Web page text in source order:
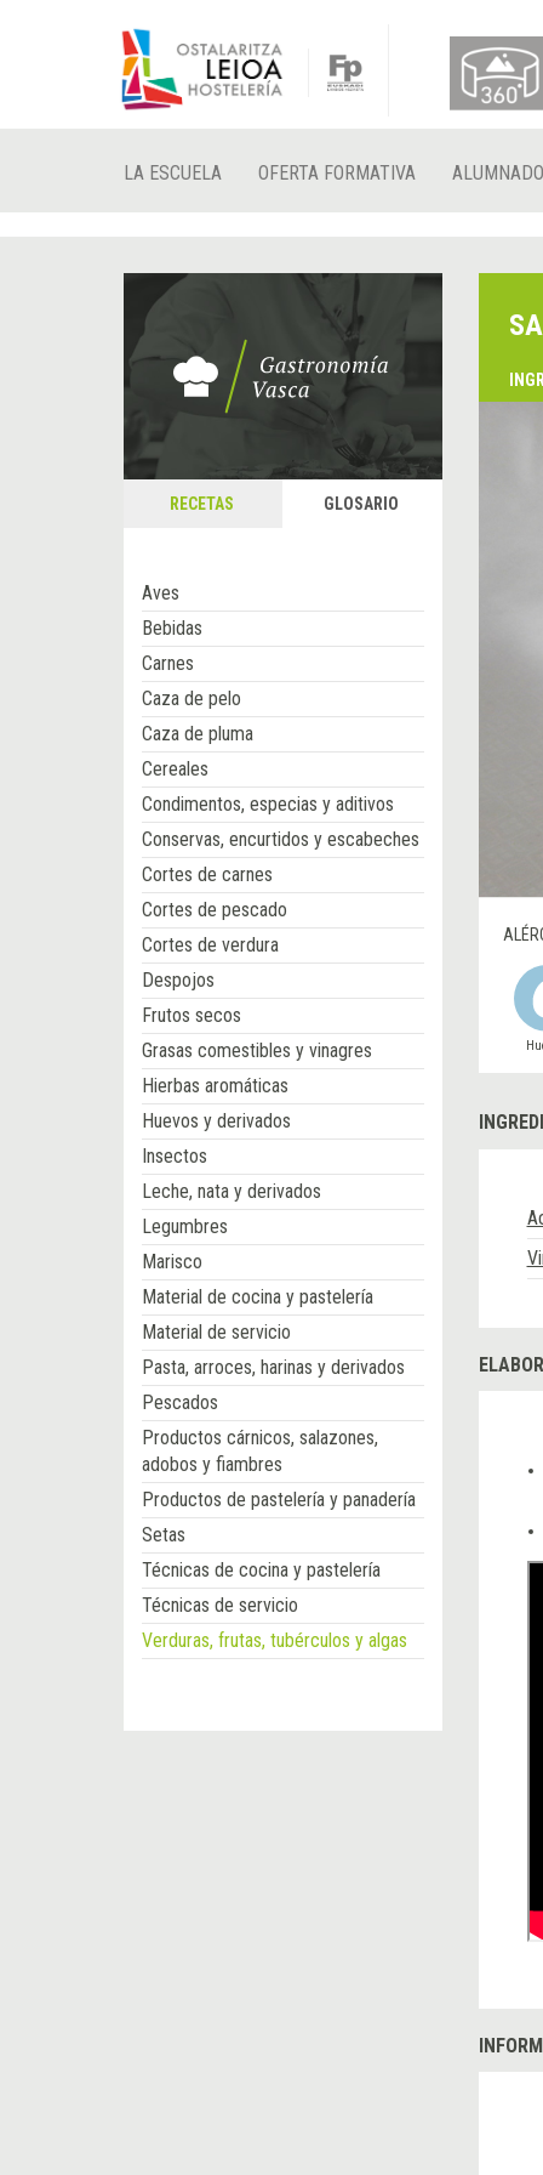
LA ESCUELA OFERTA FORMATIVA ALUMNADO
RECETAS GLOSARIO
Aves
Bebidas
Carnes
Caza de pelo
Caza de pluma
Cereales
Condimentos, especias y aditivos
Conservas, encurtidos y escabeches
Cortes de carnes
Cortes de pescado
Cortes de verdura
Despojos
Frutos secos
Grasas comestibles y vinagres
Hierbas aromáticas
Huevos y derivados
Insectos
Leche, nata y derivados
Legumbres
Marisco
Material de cocina y pastelería
Material de servicio
Pasta, arroces, harinas y derivados
Pescados
Productos cárnicos, salazones,
adobos y fiambres
Productos de pastelería y panadería
Setas
Técnicas de cocina y pastelería
Técnicas de servicio
Verduras, frutas, tubérculos y algas